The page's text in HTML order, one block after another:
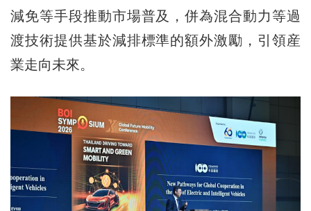
減免等手段推動市場普及，併為混合動力等過
渡技術提供基於減排標準的額外激勵，引領産
業走向未來。